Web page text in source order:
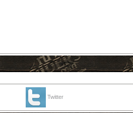
Twitter